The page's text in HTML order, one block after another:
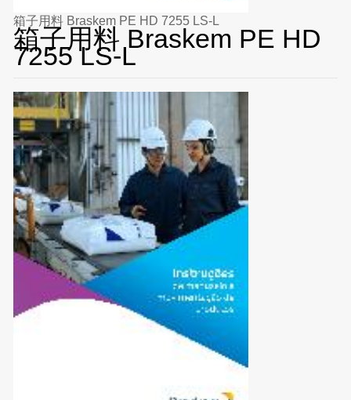
箱子用料 Braskem PE HD 7255 LS-L
箱子用料 Braskem PE HD
7255 LS-L